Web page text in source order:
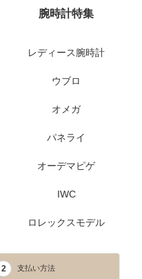
腕時計特集
レディース腕時計
ウブロ
オメガ
パネライ
オーデマピゲ
IWC
ロレックスモデル
2 支払い方法